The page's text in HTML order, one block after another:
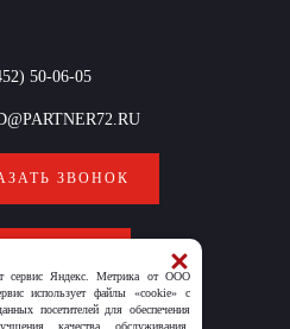
50-06-05
ЗВОНОК
сервис Яндекс. Метрика от ООО
использует файлы «cookie» с
посетителей для обеспечения
качества обслуживания.